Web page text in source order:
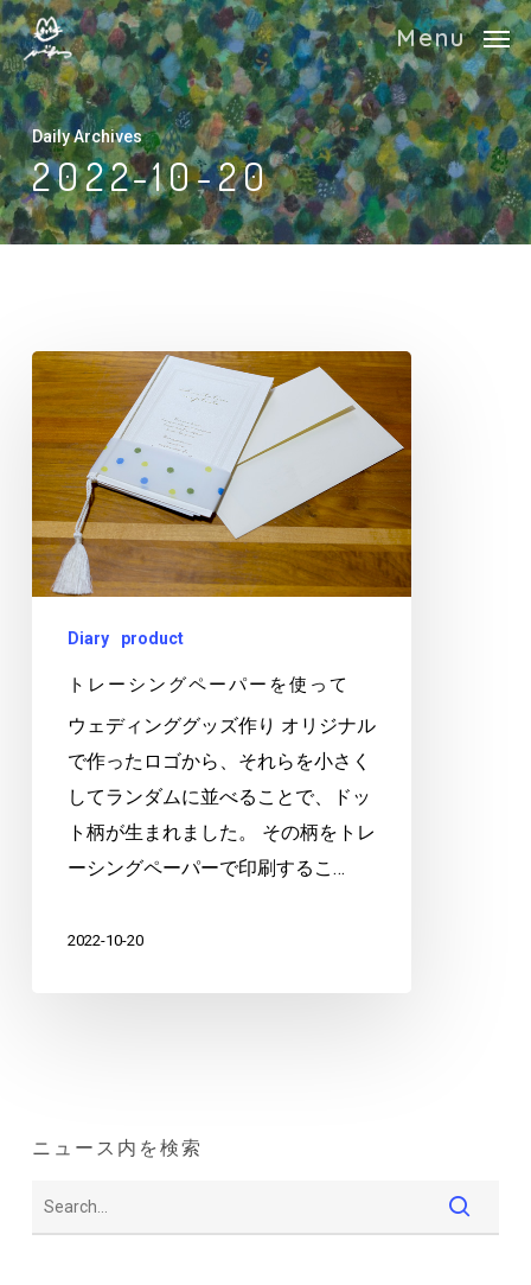
Skip
to
main
content
Menu
Daily Archives
2022-10-20
ト
レ
ー
シ
ン
グ
ペ
Diary product
トレーシングペーパーを使って
ウェディンググッズ作り オリジナル
で作ったロゴから、それらを小さく
してランダムに並べることで、ドッ
ト柄が生まれました。 その柄をトレ
ーシングペーパーで印刷するこ…
2022-10-20
ニュース内を検索